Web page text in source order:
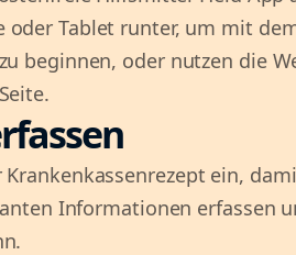
oder Tablet runter, um mit
beginnen, oder nutzen die
Krankenkassenrezept ein,
Informationen erfassen